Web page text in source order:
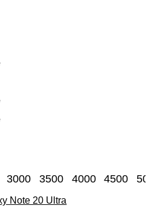
3000 3500 4000 4500
Note 20 Ultra